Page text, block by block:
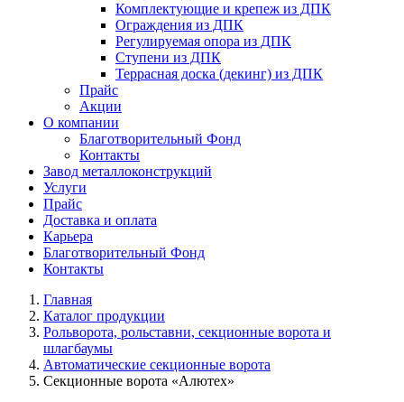
Комплектующие и крепеж из ДПК
Ограждения из ДПК
Регулируемая опора из ДПК
Ступени из ДПК
Террасная доска (декинг) из ДПК
Прайс
Акции
О компании
Благотворительный Фонд
Контакты
Завод металлоконструкций
Услуги
Прайс
Доставка и оплата
Карьера
Благотворительный Фонд
Контакты
Главная
Каталог продукции
Рольворота, рольставни, секционные ворота и
шлагбаумы
Автоматические секционные ворота
Секционные ворота «Алютех»